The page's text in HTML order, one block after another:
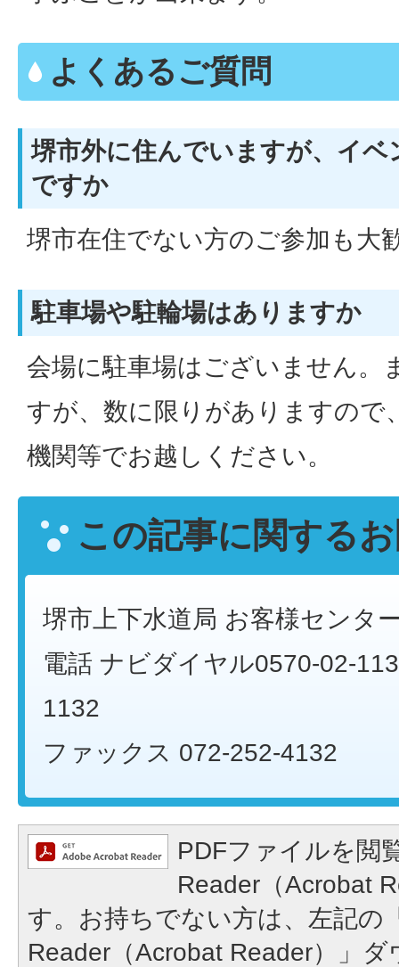
よくあるご質問
堺市外に住んでいますが、イベ
ですか
堺市在住でない方のご参加も大
駐車場や駐輪場はありますか
会場に駐車場はございません。
すが、数に限りがありますので
機関等でお越しください。
この記事に関する
堺市上下水道局 お客様センタ
電話 ナビダイヤル0570-02-
1132
ファックス 072-252-4132
PDFファイルを閲
Reader（Acrobat
す。お持ちでない方は、左記の
Reader（Acrobat Reader）」